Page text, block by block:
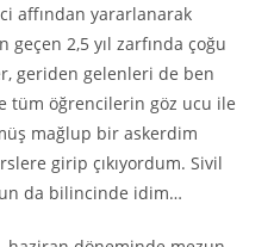
affından yararlanarak
2,5 yıl zarfında çoğu
geriden gelenleri de ben
tüm öğrencilerin göz ucu ile
mağlup bir askerdim
girip çıkıyordum. Sivil
da bilincinde idim…